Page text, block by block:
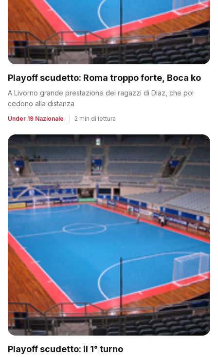
Playoff scudetto: Roma troppo forte, Boca ko
A Livorno grande prestazione dei ragazzi di Diaz, che poi
cedono alla distanza
Under 19 Nazionale 2 min di lettura
Playoff scudetto: il 1° turno